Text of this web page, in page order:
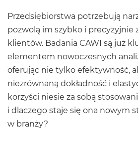
Przedsiębiorstwa potrzebują
pozwolą im szybko i precyzyjnie
klientów. Badania CAWI są już
elementem nowoczesnych
oferując nie tylko efektywność,
niezrównaną dokładność i
korzyści niesie za sobą
i dlaczego staje się ona nowym
w branży?